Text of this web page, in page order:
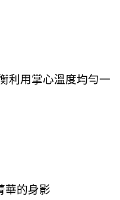
利用掌心溫度均勻一
華的身影